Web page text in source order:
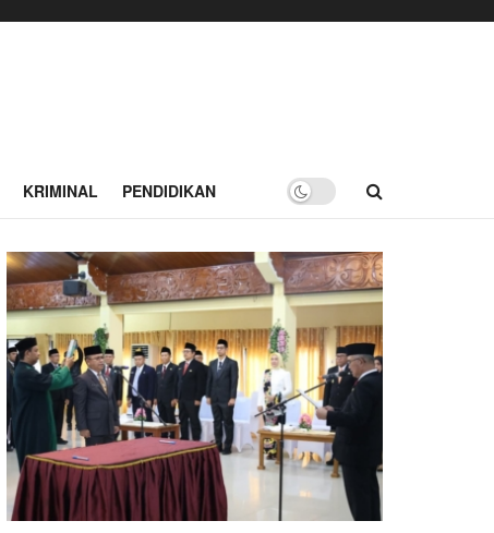
KRIMINAL PENDIDIKAN